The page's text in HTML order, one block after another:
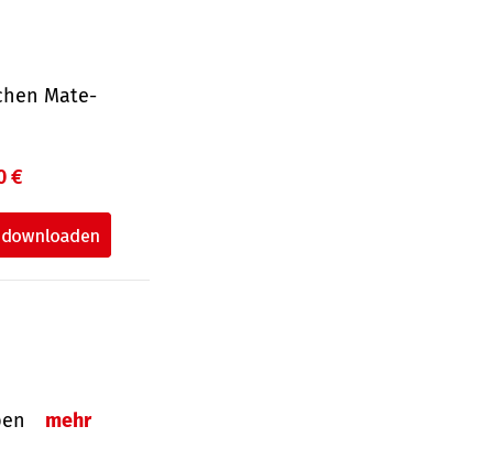
Mate­
€
mehr